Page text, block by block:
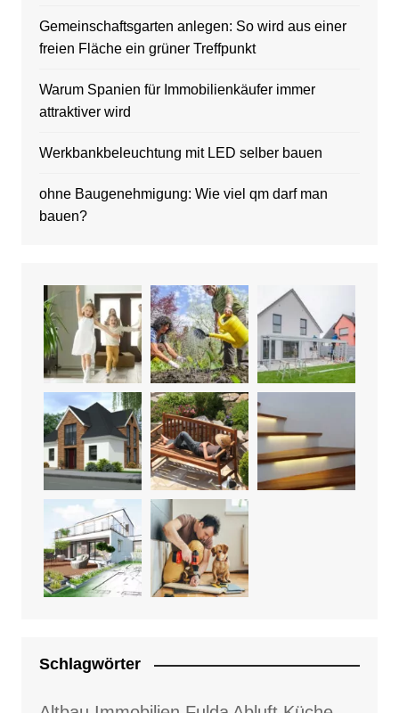
Gemeinschaftsgarten anlegen: So wird aus einer
freien Fläche ein grüner Treffpunkt
Warum Spanien für Immobilienkäufer immer
attraktiver wird
Werkbankbeleuchtung mit LED selber bauen
ohne Baugenehmigung: Wie viel qm darf man
bauen?
Schlagwörter